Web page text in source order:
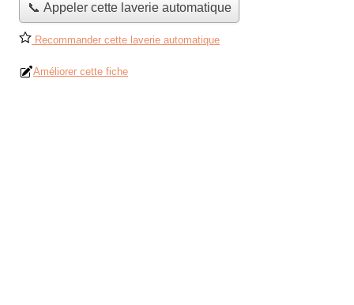
📞 Appeler cette laverie automatique
Recommander cette laverie automatique
Améliorer cette fiche